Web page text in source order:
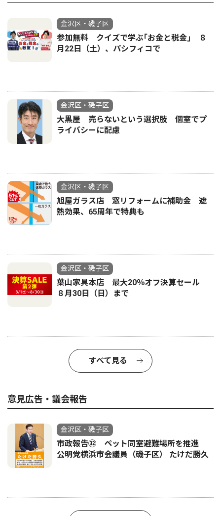
金沢区・磯子区
参加無料 クイズで学ぶ｢お金と税金｣ ８
月22日（土）、パシフィコで
金沢区・磯子区
大黒屋 売らないという選択肢 個室でプ
ライバシーに配慮
金沢区・磯子区
旭屋ガラス店 窓リフォームに補助金 遮
熱効果、65周年で特典も
金沢区・磯子区
葉山家具本店 最大20％オフ決算セール
８月30日（日）まで
すべて見る
意見広告・議会報告
金沢区・磯子区
市政報告㉜ ペット同室避難場所を推進
公明党横浜市会議員（磯子区） たけだ勝久